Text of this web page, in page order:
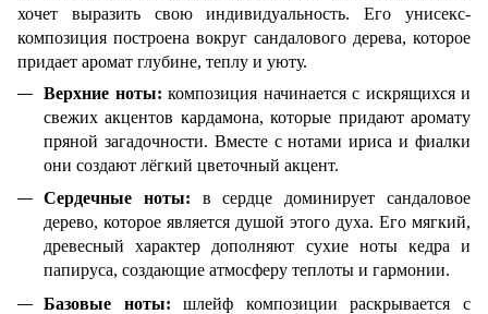
хочет выразить свою индивидуальность. Его унисекс-
композиция построена вокруг сандалового дерева, которое
придает аромат глубине, теплу и уюту.
Верхние ноты: композиция начинается с искрящихся и
свежих акцентов кардамона, которые придают аромату
пряной загадочности. Вместе с нотами ириса и фиалки
они создают лёгкий цветочный акцент.
Сердечные ноты: в сердце доминирует сандаловое
дерево, которое является душой этого духа. Его мягкий,
древесный характер дополняют сухие ноты кедра и
папируса, создающие атмосферу теплоты и гармонии.
Базовые ноты:шлейф композиции раскрывается с